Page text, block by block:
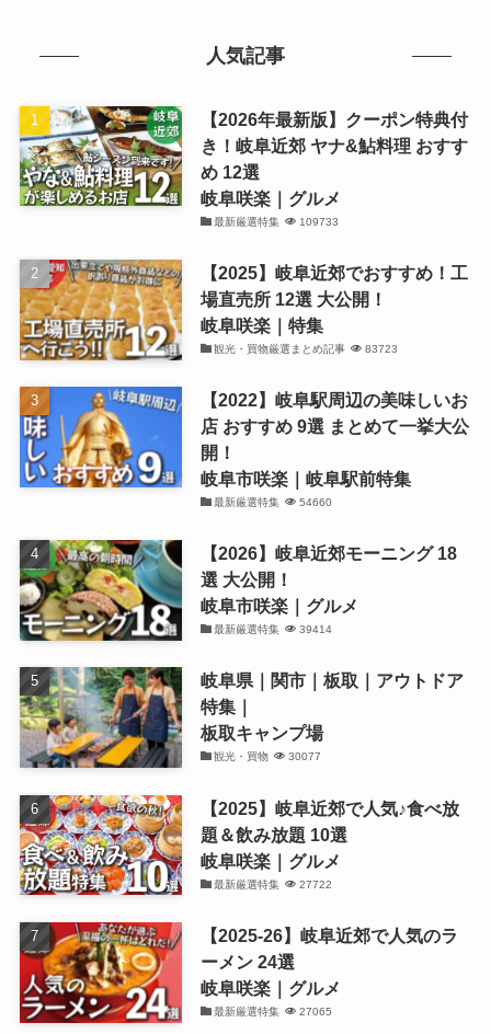
人気記事
【2026年最新版】クーポン特典付
き！岐阜近郊 ヤナ&鮎料理 おすす
め 12選
岐阜咲楽｜グルメ
最新厳選特集 109733
【2025】岐阜近郊でおすすめ！工
場直売所 12選 大公開！
岐阜咲楽｜特集
観光・買物厳選まとめ記事 83723
【2022】岐阜駅周辺の美味しいお
店 おすすめ 9選 まとめて一挙大公
開！
岐阜市咲楽｜岐阜駅前特集
最新厳選特集 54660
【2026】岐阜近郊モーニング 18
選 大公開！
岐阜市咲楽｜グルメ
最新厳選特集 39414
岐阜県｜関市｜板取｜アウトドア
特集｜
板取キャンプ場
観光・買物 30077
【2025】岐阜近郊で人気♪食べ放
題＆飲み放題 10選
岐阜咲楽｜グルメ
最新厳選特集 27722
【2025-26】岐阜近郊で人気のラ
ーメン 24選
岐阜咲楽｜グルメ
最新厳選特集 27065